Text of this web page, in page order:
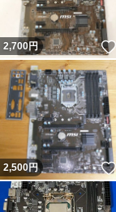
2,700円
2,500円